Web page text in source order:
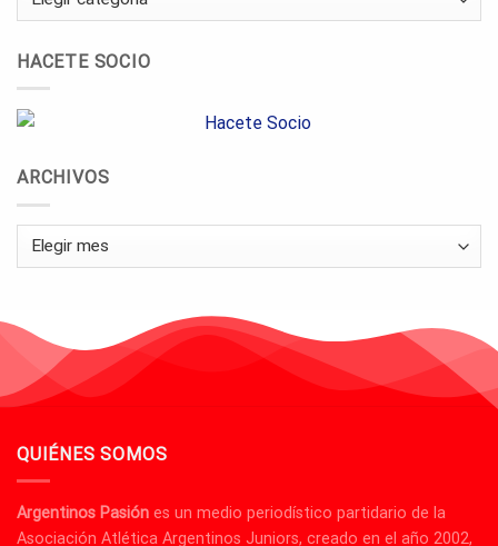
HACETE SOCIO
ARCHIVOS
Archivos
QUIÉNES SOMOS
Argentinos Pasión es un medio periodístico partidario de la
Asociación Atlética Argentinos Juniors, creado en el año 2002,